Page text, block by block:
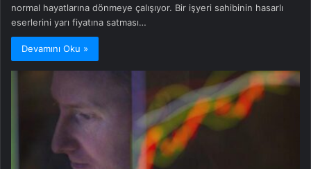
normal hayatlarına dönmeye çalışıyor. Bir işyeri sahibinin hasarlı
eserlerini yarı fiyatına satması…
Devamını Oku »